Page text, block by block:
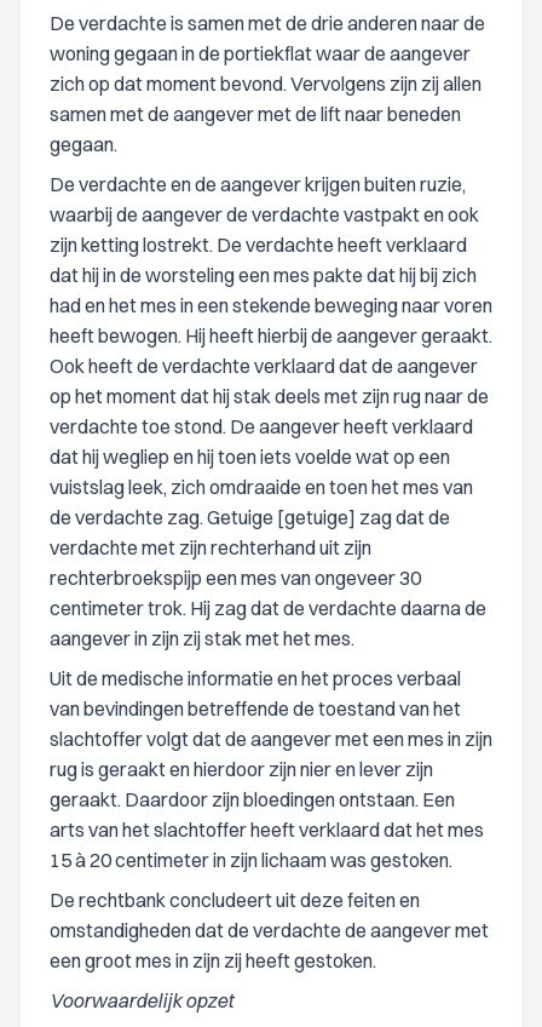
De verdachte is samen met de drie anderen naar de
woning gegaan in de portiekflat waar de aangever
zich op dat moment bevond. Vervolgens zijn zij allen
samen met de aangever met de lift naar beneden
gegaan.
De verdachte en de aangever krijgen buiten ruzie,
waarbij de aangever de verdachte vastpakt en ook
zijn ketting lostrekt. De verdachte heeft verklaard
dat hij in de worsteling een mes pakte dat hij bij zich
had en het mes in een stekende beweging naar voren
heeft bewogen. Hij heeft hierbij de aangever geraakt.
Ook heeft de verdachte verklaard dat de aangever
op het moment dat hij stak deels met zijn rug naar de
verdachte toe stond. De aangever heeft verklaard
dat hij wegliep en hij toen iets voelde wat op een
vuistslag leek, zich omdraaide en toen het mes van
de verdachte zag. Getuige [getuige] zag dat de
verdachte met zijn rechterhand uit zijn
rechterbroekspijp een mes van ongeveer 30
centimeter trok. Hij zag dat de verdachte daarna de
aangever in zijn zij stak met het mes.
Uit de medische informatie en het proces verbaal
van bevindingen betreffende de toestand van het
slachtoffer volgt dat de aangever met een mes in zijn
rug is geraakt en hierdoor zijn nier en lever zijn
geraakt. Daardoor zijn bloedingen ontstaan. Een
arts van het slachtoffer heeft verklaard dat het mes
15 à 20 centimeter in zijn lichaam was gestoken.
De rechtbank concludeert uit deze feiten en
omstandigheden dat de verdachte de aangever met
een groot mes in zijn zij heeft gestoken.
Voorwaardelijk opzet